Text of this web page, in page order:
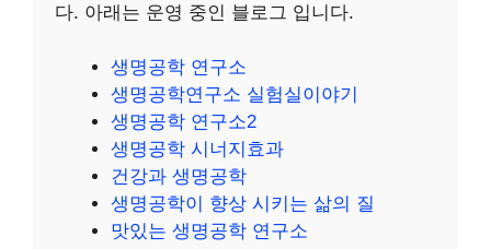
다. 아래는 운영 중인 블로그 입니다.
생명공학 연구소
생명공학연구소 실험실이야기
생명공학 연구소2
생명공학 시너지효과
건강과 생명공학
생명공학이 향상 시키는 삶의 질
맛있는 생명공학 연구소